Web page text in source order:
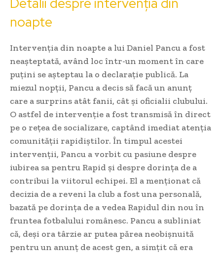
noapte
Intervenția din noapte a lui Daniel Pancu a fost
neașteptată, având loc într-un moment în care
puțini se așteptau la o declarație publică. La
miezul nopții, Pancu a decis să facă un anunț
care a surprins atât fanii, cât și oficialii clubului.
O astfel de intervenție a fost transmisă în direct
pe o rețea de socializare, captând imediat atenția
comunității rapidiștilor. În timpul acestei
intervenții, Pancu a vorbit cu pasiune despre
iubirea sa pentru Rapid și despre dorința de a
contribui la viitorul echipei. El a menționat că
decizia de a reveni la club a fost una personală,
bazată pe dorința de a vedea Rapidul din nou în
fruntea fotbalului românesc. Pancu a subliniat
că, deși ora târzie ar putea părea neobișnuită
pentru un anunț de acest gen, a simțit că era